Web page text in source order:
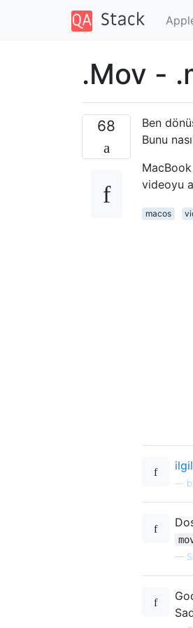
.Mov -
68 Ben
Bunu
videoyu
macos
—